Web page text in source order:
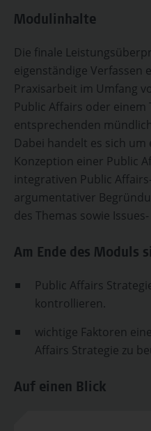
Modulinhalte
Die finale
eigenständige Verfassen
Praxisarbeit im Umfang
Public Affairs oder
entsprechenden
Dabei handelt es sich
Konzeption einer Public
integrativen Public
argumentativer
des Themas sowie
Am Ende des Moduls
Public Affairs
kontrollieren.
wichtige Faktoren
Affairs Strategie zu
Auf einen Blick